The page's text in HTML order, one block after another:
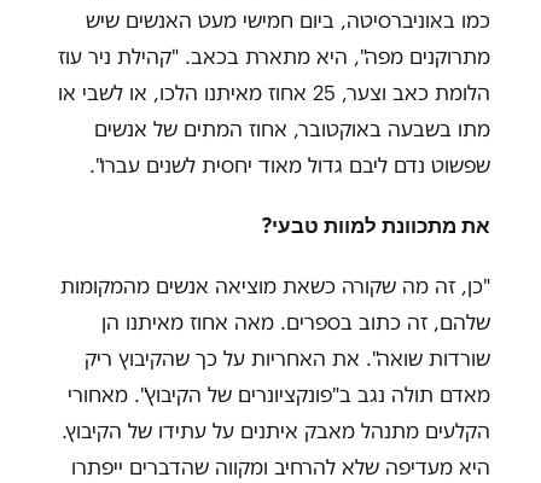
כמו באוניברסיטה, ביום חמישי מעט האנשים שיש
מתרוקנים מפה", היא מתארת בכאב. "קהילת ניר עוז
הלומת כאב וצער, 25 אחוז מאיתנו הלכו, או לשבי או
מתו בשבעה באוקטובר, אחוז המתים של אנשים
שפשוט נדם ליבם גדול מאוד יחסית לשנים עברו".
את מתכוונת למוות טבעי?
"כן, זה מה שקורה כשאת מוציאה אנשים מהמקומות
שלהם, זה כתוב בספרים. מאה אחוז מאיתנו הן
שורדות שואה". את האחריות על כך שהקיבוץ ריק
מאדם תולה נגב ב"פונקציונרים של הקיבוץ". מאחורי
הקלעים מתנהל מאבק איתנים על עתידו של הקיבוץ.
היא מעדיפה שלא להרחיב ומקווה שהדברים ייפתרו